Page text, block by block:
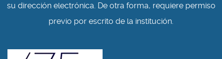
su dirección electrónica. De otra forma, requiere permiso
previo por escrito de la institución.